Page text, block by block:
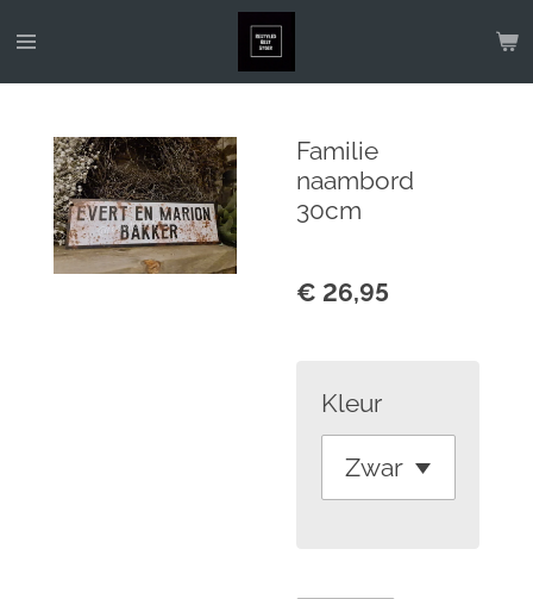
Ga
hoofdinhoud
Familie
naambord
30cm
€ 26,95
Kleur